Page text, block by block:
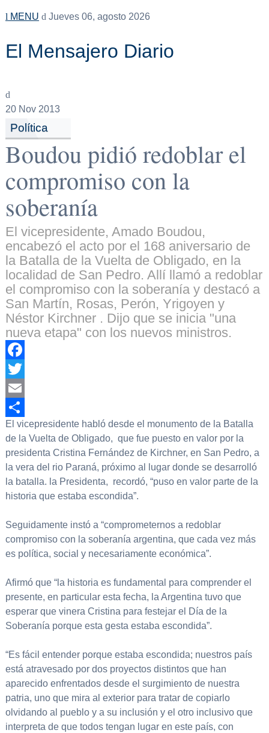
MENU Jueves 06, agosto 2026
El Mensajero Diario
20Nov 2013
Política
Boudou pidió redoblar el
compromiso con la
soberanía
El vicepresidente, Amado Boudou,
encabezó el acto por el 168 aniversario de
la Batalla de la Vuelta de Obligado, en la
localidad de San Pedro. Allí llamó a redoblar
el compromiso con la soberanía y destacó a
San Martín, Rosas, Perón, Yrigoyen y
Néstor Kirchner . Dijo que se inicia "una
nueva etapa" con los nuevos ministros.
Facebook
Twitter
Email
Compartir
El vicepresidente habló desde el monumento de la Batalla
de la Vuelta de Obligado, que fue puesto en valor por la
presidenta Cristina Fernández de Kirchner, en San Pedro, a
la vera del rio Paraná, próximo al lugar donde se desarrolló
la batalla. la Presidenta, recordó, “puso en valor parte de la
historia que estaba escondida”.
Seguidamente instó a “comprometernos a redoblar
compromiso con la soberanía argentina, que cada vez más
es política, social y necesariamente económica”.
Afirmó que “la historia es fundamental para comprender el
presente, en particular esta fecha, la Argentina tuvo que
esperar que vinera Cristina para festejar el Día de la
Soberanía porque esta gesta estaba escondida”.
“Es fácil entender porque estaba escondida; nuestros país
está atravesado por dos proyectos distintos que han
aparecido enfrentados desde el surgimiento de nuestra
patria, uno que mira al exterior para tratar de copiarlo
olvidando al pueblo y a su inclusión y el otro inclusivo que
interpreta de que todos tengan lugar en este país, con